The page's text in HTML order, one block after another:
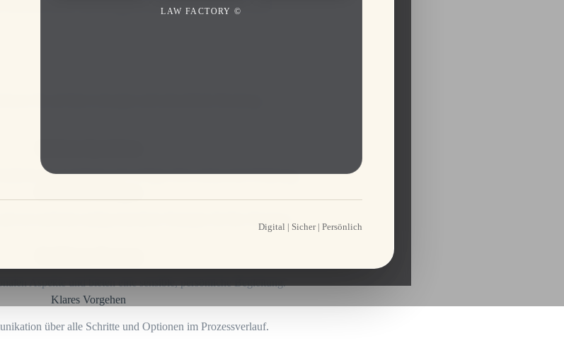
LAW FACTORY ©
Digital | Sicher | Persönlich
aller Beteiligten zu gewährleisten und
spezialisiert und verfügen über umfassende Erfahrung.
Klares Vorgehen
über alle Schritte und Optionen im Prozessverlauf.